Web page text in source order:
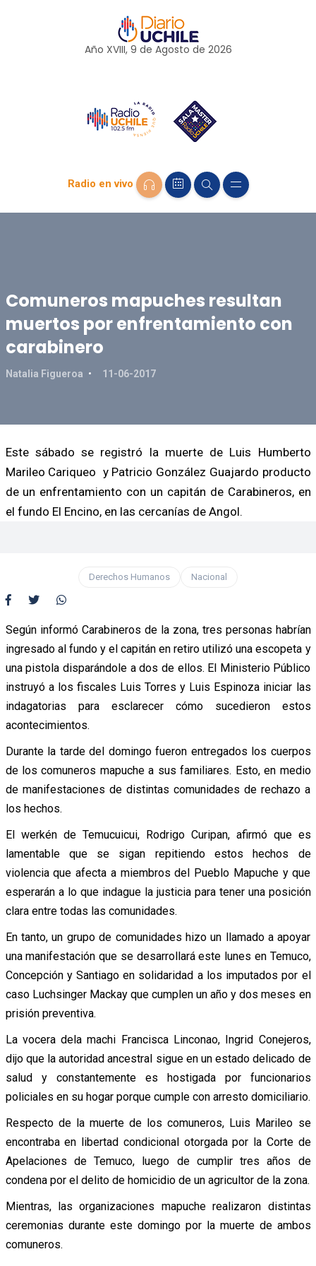
Año XVIII, 9 de Agosto de 2026
Radio en vivo
Comuneros mapuches resultan
muertos por enfrentamiento con
carabinero
Natalia Figueroa 11-06-2017
Este sábado se registró la muerte de Luis Humberto
Marileo Cariqueo y Patricio González Guajardo producto
de un enfrentamiento con un capitán de Carabineros, en
el fundo El Encino, en las cercanías de Angol.
Derechos Humanos Nacional
Según informó Carabineros de la zona, tres personas habrían
ingresado al fundo y el capitán en retiro utilizó una escopeta y
una pistola disparándole a dos de ellos. El Ministerio Público
instruyó a los fiscales Luis Torres y Luis Espinoza iniciar las
indagatorias para esclarecer cómo sucedieron estos
acontecimientos.
Durante la tarde del domingo fueron entregados los cuerpos
de los comuneros mapuche a sus familiares. Esto, en medio
de manifestaciones de distintas comunidades de rechazo a
los hechos.
El werkén de Temucuicui, Rodrigo Curipan, afirmó que es
lamentable que se sigan repitiendo estos hechos de
violencia que afecta a miembros del Pueblo Mapuche y que
esperarán a lo que indague la justicia para tener una posición
clara entre todas las comunidades.
En tanto, un grupo de comunidades hizo un llamado a apoyar
una manifestación que se desarrollará este lunes en Temuco,
Concepción y Santiago en solidaridad a los imputados por el
caso Luchsinger Mackay que cumplen un año y dos meses en
prisión preventiva.
La vocera dela machi Francisca Linconao, Ingrid Conejeros,
dijo que la autoridad ancestral sigue en un estado delicado de
salud y constantemente es hostigada por funcionarios
policiales en su hogar porque cumple con arresto domiciliario.
Respecto de la muerte de los comuneros, Luis Marileo se
encontraba en libertad condicional otorgada por la Corte de
Apelaciones de Temuco, luego de cumplir tres años de
condena por el delito de homicidio de un agricultor de la zona.
Mientras, las organizaciones mapuche realizaron distintas
ceremonias durante este domingo por la muerte de ambos
comuneros.